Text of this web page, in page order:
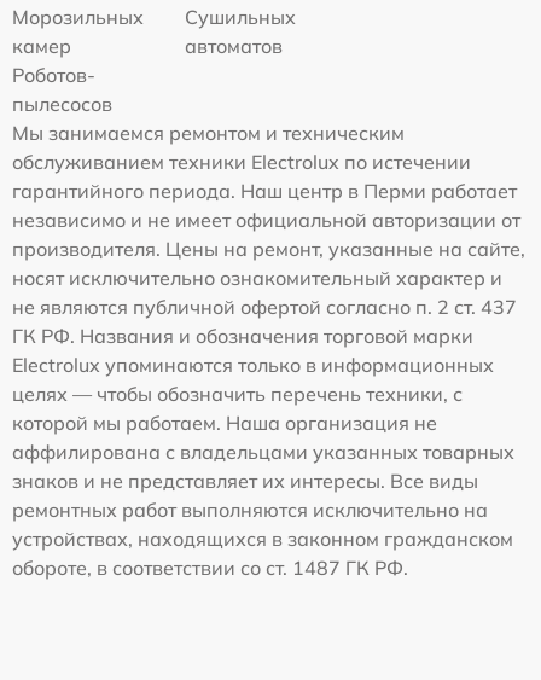
Морозильных
камер
Сушильных
автоматов
Роботов-
пылесосов
Мы занимаемся ремонтом и техническим
обслуживанием техники Electrolux по истечении
гарантийного периода. Наш центр в Перми работает
независимо и не имеет официальной авторизации от
производителя. Цены на ремонт, указанные на сайте,
носят исключительно ознакомительный характер и
не являются публичной офертой согласно п. 2 ст. 437
ГК РФ. Названия и обозначения торговой марки
Electrolux упоминаются только в информационных
целях — чтобы обозначить перечень техники, с
которой мы работаем. Наша организация не
аффилирована с владельцами указанных товарных
знаков и не представляет их интересы. Все виды
ремонтных работ выполняются исключительно на
устройствах, находящихся в законном гражданском
обороте, в соответствии со ст. 1487 ГК РФ.